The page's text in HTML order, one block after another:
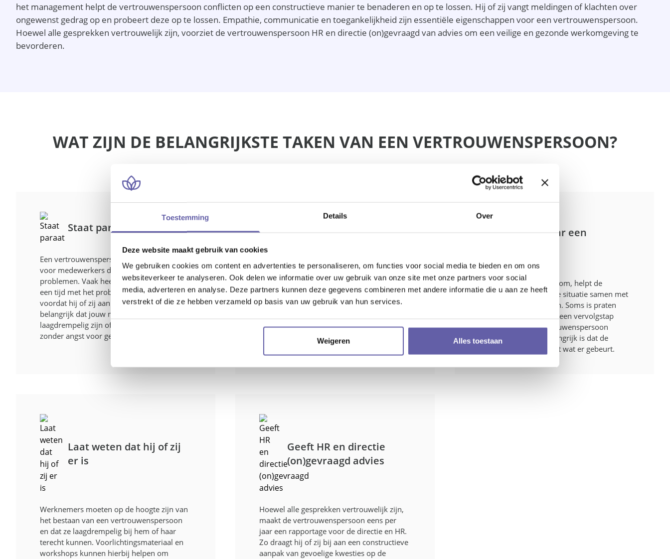
Toestemming Details Over
Deze website maakt gebruik van cookies
We gebruiken cookies om content en advertenties te personaliseren, om functies voor social media te bieden en om ons
websiteverkeer te analyseren. Ook delen we informatie over uw gebruik van onze site met onze partners voor social
media, adverteren en analyse. Deze partners kunnen deze gegevens combineren met andere informatie die u aan ze heeft
verstrekt of die ze hebben verzameld op basis van uw gebruik van hun services.
Weigeren Alles toestaan
het management helpt de vertrouwenspersoon conflicten op een constructieve manier te benaderen en op te lossen. Hij of zij vangt meldingen of klachten over
ongewenst gedrag op en probeert deze op te lossen. Empathie, communicatie en toegankelijkheid zijn essentiële eigenschappen voor een vertrouwenspersoon.
Hoewel alle gesprekken vertrouwelijk zijn, voorziet de vertrouwenspersoon HR en directie (on)gevraagd van advies om een veilige en gezonde werkomgeving te
bevorderen.
WAT ZIJN DE BELANGRIJKSTE TAKEN VAN EEN VERTROUWENSPERSOON?
Staat paraat
Een vertrouwenspersoon is beschikbaar
voor medewerkers die worstelen met
problemen. Vaak heeft de medewerker al
een tijd met het probleem geworsteld
voordat hij of zij aan de bel trekt. Het is
belangrijk dat jouw medewerker
laagdrempelig zijn of haar verhaal kan doen
zonder angst voor gevolgen.
Luistert
Wanneer een medewerker eindelijk komt
zonder oordeel. Dit kan al veel druk
wegnemen. Bovendien kan de medewerker
zich spiegelen aan de ervaring van de
vertrouwenspersoon en het probleem in
Coacht naar een
Na het afblazen van stoom, helpt de
vertrouwenspersoon de situatie samen met
de melder te analyseren. Soms is praten
voldoende, maar als er een vervolgstap
nodig is, gaat de vertrouwenspersoon
coachend te werk. Belangrijk is dat de
werknemer altijd beslist wat er gebeurt.
Laat weten dat hij of zij
er is
Werknemers moeten op de hoogte zijn van
het bestaan van een vertrouwenspersoon
en dat ze laagdrempelig bij hem of haar
terecht kunnen. Voorlichtingsmateriaal en
workshops kunnen hierbij helpen om
Geeft HR en directie
(on)gevraagd advies
Hoewel alle gesprekken vertrouwelijk zijn,
maakt de vertrouwenspersoon eens per
jaar een rapportage voor de directie en HR.
Zo draagt hij of zij bij aan een constructieve
aanpak van gevoelige kwesties op de